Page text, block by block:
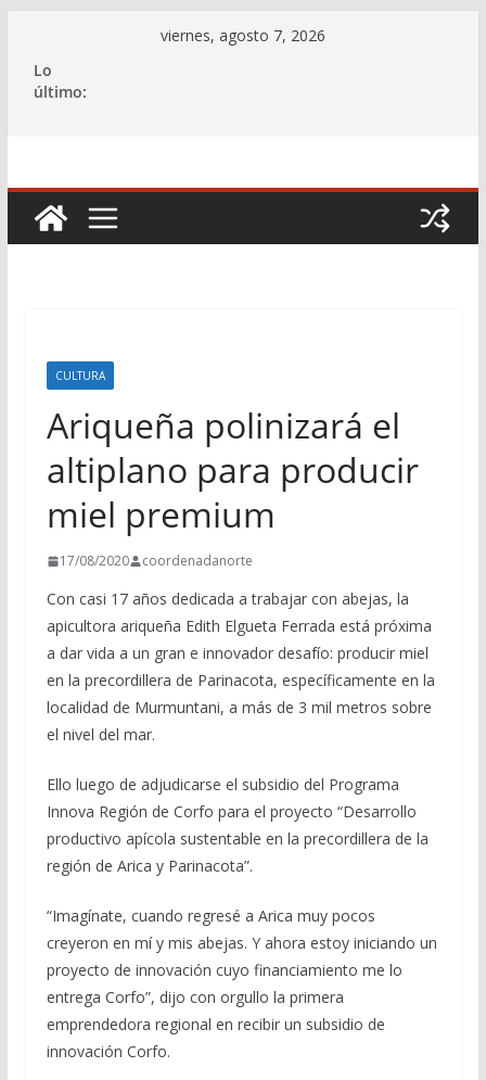
contenido
viernes, agosto 7, 2026
Lo
último:
CULTURA
Ariqueña polinizará el
altiplano para producir
miel premium
17/08/2020 coordenadanorte
Con casi 17 años dedicada a trabajar con abejas, la
apicultora ariqueña Edith Elgueta Ferrada está próxima
a dar vida a un gran e innovador desafío: producir miel
en la precordillera de Parinacota, específicamente en la
localidad de Murmuntani, a más de 3 mil metros sobre
el nivel del mar.
Ello luego de adjudicarse el subsidio del Programa
Innova Región de Corfo para el proyecto “Desarrollo
productivo apícola sustentable en la precordillera de la
región de Arica y Parinacota”.
“Imagínate, cuando regresé a Arica muy pocos
creyeron en mí y mis abejas. Y ahora estoy iniciando un
proyecto de innovación cuyo financiamiento me lo
entrega Corfo”, dijo con orgullo la primera
emprendedora regional en recibir un subsidio de
innovación Corfo.